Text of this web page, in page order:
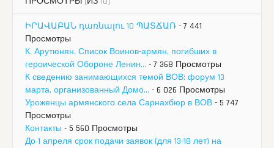
ԻՐԱՎԱԲԱՆ դառնալու 10 ՊԱՏՃԱՌ - 7 441
Просмотры
К. Арутюнян. Список Воинов-армян, погибших в
героической Обороне Ленин... - 7 368 Просмотры
К сведению занимающихся темой ВОВ: форум 13
марта, организованный Домо... - 6 026 Просмотры
Уроженцы армянского села Сарнахбюр в ВОВ - 5 747
Просмотры
Контакты - 5 560 Просмотры
До 1 апреля срок подачи заявок (для 13-18 лет) на